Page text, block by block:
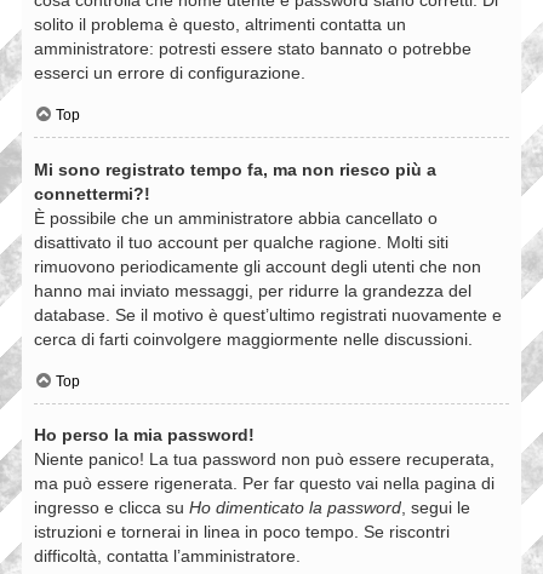
solito il problema è questo, altrimenti contatta un
amministratore: potresti essere stato bannato o potrebbe
esserci un errore di configurazione.
Top
Mi sono registrato tempo fa, ma non riesco più a
connettermi?!
È possibile che un amministratore abbia cancellato o
disattivato il tuo account per qualche ragione. Molti siti
rimuovono periodicamente gli account degli utenti che non
hanno mai inviato messaggi, per ridurre la grandezza del
database. Se il motivo è quest’ultimo registrati nuovamente e
cerca di farti coinvolgere maggiormente nelle discussioni.
Top
Ho perso la mia password!
Niente panico! La tua password non può essere recuperata,
ma può essere rigenerata. Per far questo vai nella pagina di
ingresso e clicca su Ho dimenticato la password, segui le
istruzioni e tornerai in linea in poco tempo. Se riscontri
difficoltà, contatta l’amministratore.